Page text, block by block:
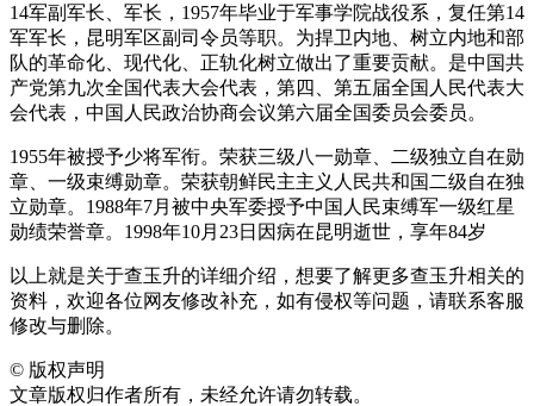
14军副军长、军长，1957年毕业于军事学院战役系，复任第14
军军长，昆明军区副司令员等职。为捍卫内地、树立内地和部
队的革命化、现代化、正轨化树立做出了重要贡献。是中国共
产党第九次全国代表大会代表，第四、第五届全国人民代表大
会代表，中国人民政治协商会议第六届全国委员会委员。
1955年被授予少将军衔。荣获三级八一勋章、二级独立自在勋
章、一级束缚勋章。荣获朝鲜民主主义人民共和国二级自在独
立勋章。1988年7月被中央军委授予中国人民束缚军一级红星
勋绩荣誉章。1998年10月23日因病在昆明逝世，享年84岁
以上就是关于查玉升的详细介绍，想要了解更多查玉升相关的
资料，欢迎各位网友修改补充，如有侵权等问题，请联系客服
修改与删除。
© 版权声明
文章版权归作者所有，未经允许请勿转载。